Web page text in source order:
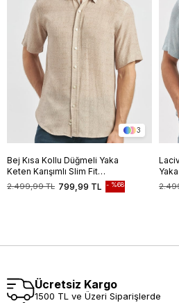
3
Bej Kısa Kollu Düğmeli Yaka
Keten Karışımlı Slim Fit
Gömlek 1004240242
799,99 TL
2.499,99 TL %68
Ücretsiz Kargo
1500 TL ve Üzeri Siparişlerde